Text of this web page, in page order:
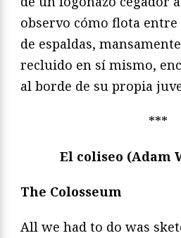
observo cómo flota
de espaldas,
recluido en sí mismo,
al borde de su propia
***
El coliseo (Adam
The Colosseum
All we had to do was